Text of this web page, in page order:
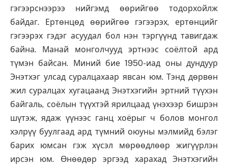
гэгээрснээрээ нийгэмд өөрийгөө тодорхойлж
байдаг. Ертөнцөд өөрийгөө гэгээрэх, ертөнцийг
гэгээрэх гэдэг асуудал бол нэн тэргүүнд тавигдаж
байна. Манай монголчууд эртнээс соёлтой ард
түмэн байсан. Миний бие 1950-иад оны дундуур
Энэтхэг улсад суралцахаар явсан юм. Тэнд дөрвөн
жил суралцах хугацаанд Энэтхэгийн эртний түүхэн
байгаль, соёлын түүхтэй ярилцаад үнэхээр бишрэн
шүтэж, ядаж үүнээс ганц хоёрыг ч болов монгол
хэлрүү буулгаад ард түмний оюуны мэлмийд бэлэг
барих юмсан гэж хүсэл мөрөөдлөөр жигүүрлэн
ирсэн юм. Өнөөдөр эргээд харахад Энэтхэгийн